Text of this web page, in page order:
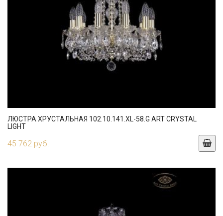
ЛЮСТРА ХРУСТАЛЬНАЯ 102.10.141.XL-58.G ART CRYSTAL
LIGHT
45 762 руб.